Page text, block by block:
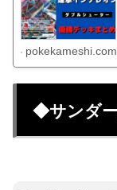
pokekameshi.com
◆サンダ